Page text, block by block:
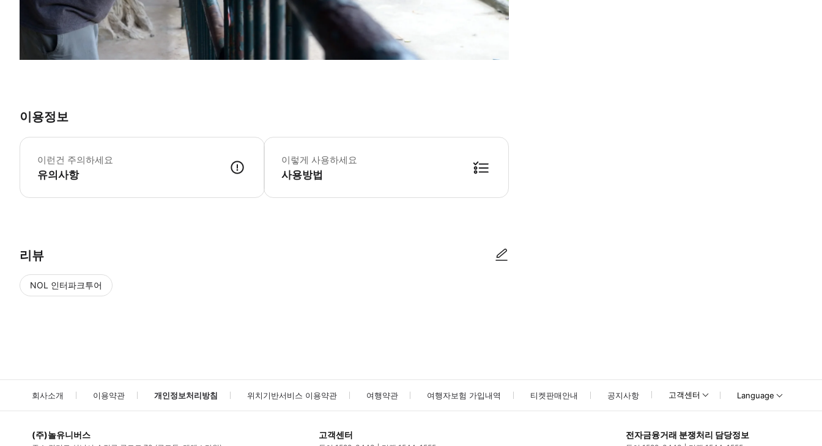
이용정보
이런건 주의하세요
유의사항
이렇게 사용하세요
사용방법
리뷰
NOL 인터파크투어
회사소개 이용약관 개인정보처리방침 위치기반서비스 이용약관 여행약관 여행자보험 가입내역 티켓판매안내 공지사항 고객센터 Language
(주)놀유니버스 고객센터 전자금융거래 분쟁처리 담당정보